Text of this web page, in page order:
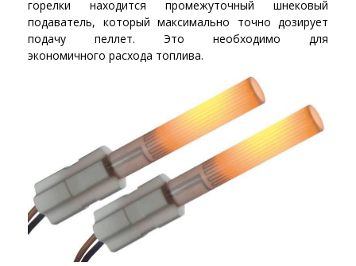
горелки находится промежуточный шнековый
подаватель, который максимально точно дозирует
подачу пеллет. Это необходимо для
экономичного расхода топлива.